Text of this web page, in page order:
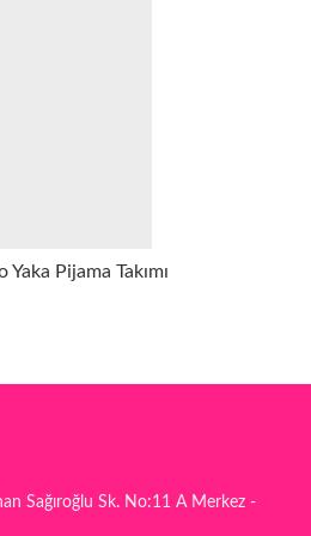
Yaka Pijama Takımı
Sağıroğlu Sk. No:11 A Merkez -